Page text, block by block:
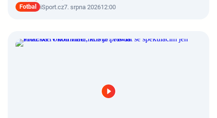
Fotbal iSport.cz7. srpna 202612:00